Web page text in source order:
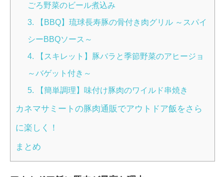
ごろ野菜のビール煮込み
3. 【BBQ】琉球長寿豚の骨付き肉グリル ～スパイ
シーBBQソース～
4. 【スキレット】豚バラと季節野菜のアヒージョ
～バゲット付き～
5. 【簡単調理】味付け豚肉のワイルド串焼き
カネマサミートの豚肉通販でアウトドア飯をさら
に楽しく！
まとめ